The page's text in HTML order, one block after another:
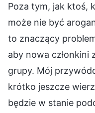
Poza tym, jak ktoś,
może nie być
to znaczący
aby nowa członkini
grupy. Mój
krótko jeszcze
będzie w stanie